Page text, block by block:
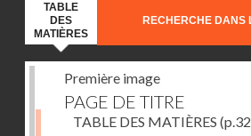
TABLE
DES
MATIÈRES
RECHERCHE DANS
Première image
PAGE DE TITRE
TABLE DES MATIÈRES